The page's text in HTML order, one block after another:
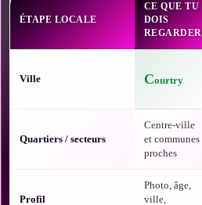
ÉTAPE LOCALE
CE QUE TU
DOIS
REGARDER
Ville Courtry
Quartiers / secteurs
Centre-ville
et communes
proches
Profil
Photo, âge,
ville,